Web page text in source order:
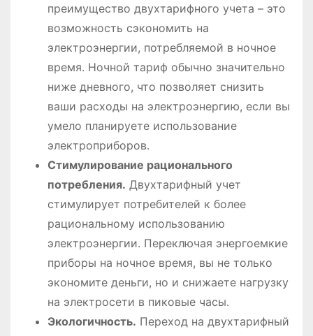
преимущество двухтарифного учета – это
возможность сэкономить на
электроэнергии, потребляемой в ночное
время․ Ночной тариф обычно значительно
ниже дневного, что позволяет снизить
ваши расходы на электроэнергию, если вы
умело планируете использование
электроприборов․
Стимулирование рационального
потребления․ Двухтарифный учет
стимулирует потребителей к более
рациональному использованию
электроэнергии․ Переключая энергоемкие
приборы на ночное время, вы не только
экономите деньги, но и снижаете нагрузку
на электросети в пиковые часы․
Экологичность․ Переход на двухтарифный